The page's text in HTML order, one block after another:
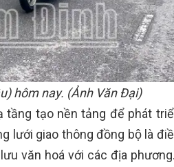
hôm nay. (Ảnh Văn Đại)
tạo nền tảng để phát
lưới giao thông đồng bộ là
văn hoá với các địa